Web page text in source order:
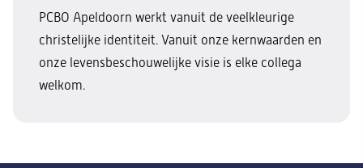
PCBO Apeldoorn werkt vanuit de veelkleurige
christelijke identiteit. Vanuit onze kernwaarden en
onze levensbeschouwelijke visie is elke collega
welkom.